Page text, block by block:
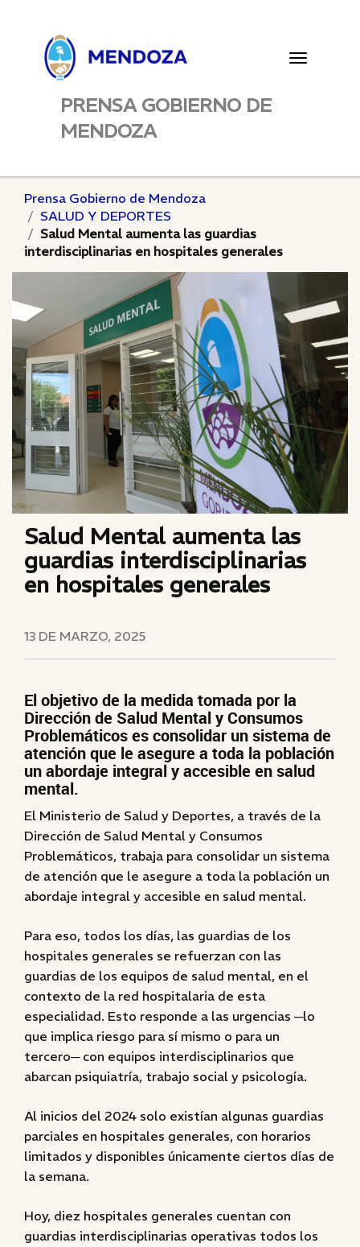
Toggle
PRENSA GOBIERNO DE
MENDOZA
Prensa Gobierno de Mendoza
SALUD Y DEPORTES
Salud Mental aumenta las guardias
interdisciplinarias en hospitales generales
Salud Mental aumenta las
guardias interdisciplinarias
en hospitales generales
13 DE MARZO, 2025
El objetivo de la medida tomada por la
Dirección de Salud Mental y Consumos
Problemáticos es consolidar un sistema de
atención que le asegure a toda la población
un abordaje integral y accesible en salud
mental.
El Ministerio de Salud y Deportes, a través de la
Dirección de Salud Mental y Consumos
Problemáticos, trabaja para consolidar un sistema
de atención que le asegure a toda la población un
abordaje integral y accesible en salud mental.
Para eso, todos los días, las guardias de los
hospitales generales se refuerzan con las
guardias de los equipos de salud mental, en el
contexto de la red hospitalaria de esta
especialidad. Esto responde a las urgencias ─lo
que implica riesgo para sí mismo o para un
tercero─ con equipos interdisciplinarios que
abarcan psiquiatría, trabajo social y psicología.
Al inicios del 2024 solo existían algunas guardias
parciales en hospitales generales, con horarios
limitados y disponibles únicamente ciertos días de
la semana.
Hoy, diez hospitales generales cuentan con
guardias interdisciplinarias operativas todos los